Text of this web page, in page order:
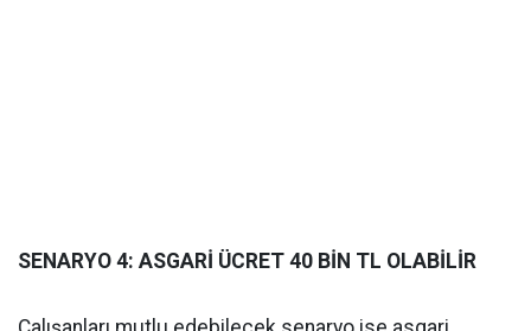
SENARYO 4: ASGARİ ÜCRET 40 BİN TL OLABİLİR